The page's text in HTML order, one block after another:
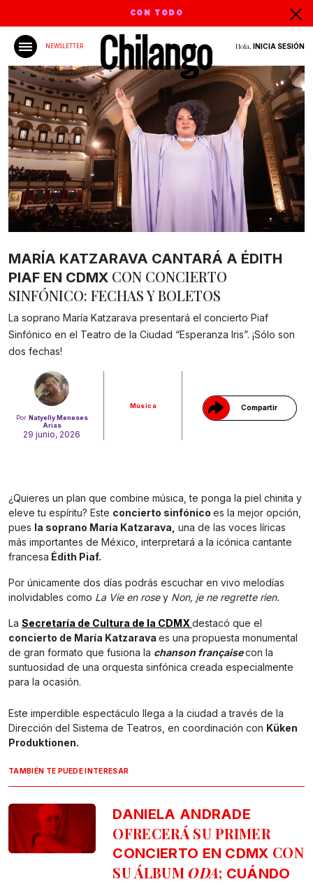
CON TODO
NEWSLETTER Hola, INICIA SESIÓN
Por Natyelly Meneses
Arias
29 junio, 2026
Música Compartir
Gracias!
MARÍA KATZARAVA CANTARÁ A ÉDITH
PIAF EN CDMX CON CONCIERTO
SINFÓNICO: FECHAS Y BOLETOS
La soprano María Katzarava presentará el concierto Piaf
Sinfónico en el Teatro de la Ciudad “Esperanza Iris”. ¡Sólo son
dos fechas!
¿Quieres un plan que combine música, te ponga la piel chinita y
eleve tu espíritu? Este concierto sinfónico es la mejor opción,
pues la soprano María Katzarava, una de las voces líricas
más importantes de México, interpretará a la icónica cantante
francesa Édith Piaf.
Por únicamente dos días podrás escuchar en vivo melodías
inolvidables como La Vie en rosey Non, je ne regrette rien.
La Secretaría de Cultura de la CDMXdestacó que el
concierto de María Katzarava es una propuesta monumental
de gran formato que fusiona la chanson françaisecon la
suntuosidad de una orquesta sinfónica creada especialmente
para la ocasión.
Este imperdible espectáculo llega a la ciudad a través de la
Dirección del Sistema de Teatros, en coordinación con Küken
Produktionen.
TAMBIÉN TE PUEDE INTERESAR
DANIELA ANDRADE
OFRECERÁ SU PRIMER
CONCIERTO EN CDMX CON
SU ÁLBUMODA; CUÁNDO